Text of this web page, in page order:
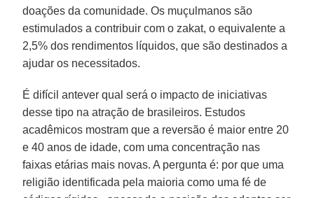
doações da comunidade. Os muçulmanos são
estimulados a contribuir com o zakat, o equivalente a
2,5% dos rendimentos líquidos, que são destinados a
ajudar os necessitados.
É difícil antever qual será o impacto de iniciativas
desse tipo na atração de brasileiros. Estudos
acadêmicos mostram que a reversão é maior entre 20
e 40 anos de idade, com uma concentração nas
faixas etárias mais novas. A pergunta é: por que uma
religião identificada pela maioria como uma fé de